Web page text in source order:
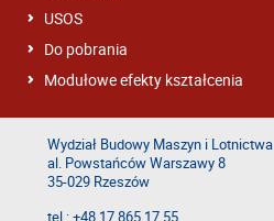
USOS
Do pobrania
Modułowe efekty kształcenia
Wydział Budowy Maszyn i Lotnictwa
al. Powstańców Warszawy 8
35-029 Rzeszów